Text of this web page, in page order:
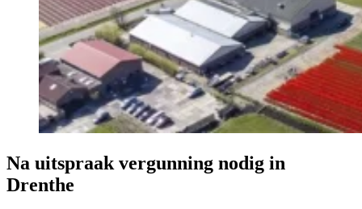
Na uitspraak vergunning nodig in
Drenthe